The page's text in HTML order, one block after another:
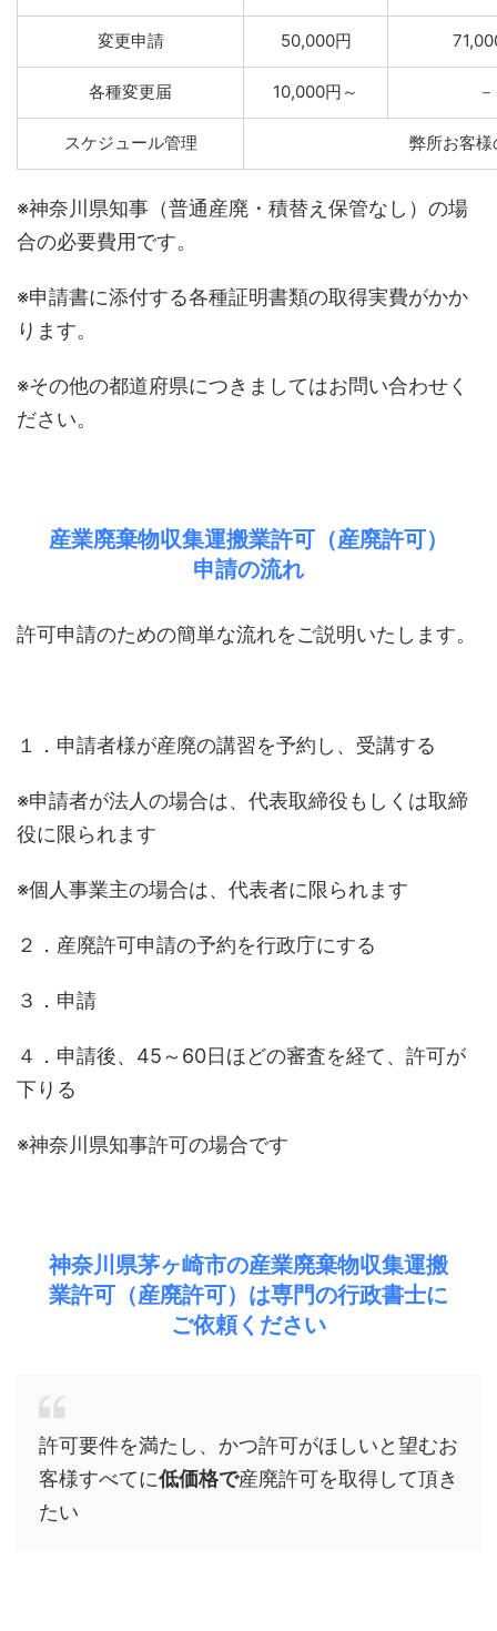
変更申請 50,000円
各種変更届 10,000円～ －
スケジュール管理 弊所お客
※神奈川県知事（普通産廃・積替え保管なし）の場
合の必要費用です。
※申請書に添付する各種証明書類の取得実費がかか
ります。
※その他の都道府県につきましてはお問い合わせく
ださい。
産業廃棄物収集運搬業許可（産廃許可）
申請の流れ
許可申請のための簡単な流れをご説明いたします。
１．申請者様が産廃の講習を予約し、受講する
※申請者が法人の場合は、代表取締役もしくは取締
役に限られます
※個人事業主の場合は、代表者に限られます
２．産廃許可申請の予約を行政庁にする
３．申請
４．申請後、45～60日ほどの審査を経て、許可が
下りる
※神奈川県知事許可の場合です
神奈川県茅ヶ崎市の産業廃棄物収集運搬
業許可（産廃許可）は専門の行政書士に
ご依頼ください
許可要件を満たし、かつ許可がほしいと望むお
客様すべてに低価格で産廃許可を取得して頂き
たい